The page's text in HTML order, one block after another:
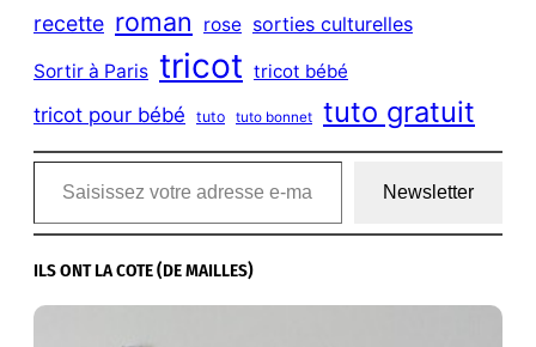
recette roman rose sorties culturelles
Sortir à Paris tricot tricot bébé
tricot pour bébé tuto tuto bonnet tuto gratuit
Saisissez votre adresse e-mail…
Newsletter
ILS ONT LA COTE (DE MAILLES)